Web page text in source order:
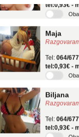
Razgovaram
064/
tel:0,93€ -
Razgovaram
064/
tel:0,93€ -